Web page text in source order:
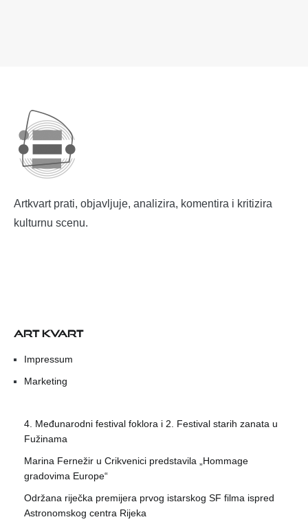
Artkvart prati, objavljuje, analizira, komentira i kritizira
kulturnu scenu.
ART KVART
Impressum
Marketing
4. Međunarodni festival foklora i 2. Festival starih zanata u
Fužinama
Marina Fernežir u Crikvenici predstavila „Hommage
gradovima Europe“
Održana riječka premijera prvog istarskog SF filma ispred
Astronomskog centra Rijeka